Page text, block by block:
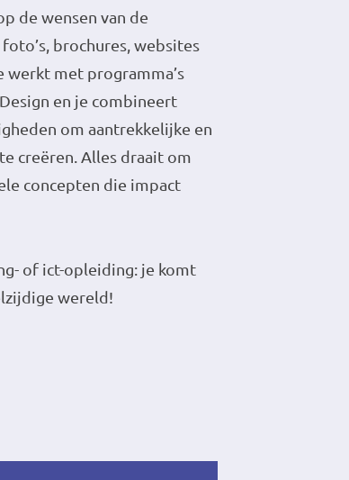
de wensen van de
brochures, websites
met programma’s
en je combineert
om aantrekkelijke en
creëren. Alles draait om
concepten die impact
of ict-opleiding: je komt
wereld!